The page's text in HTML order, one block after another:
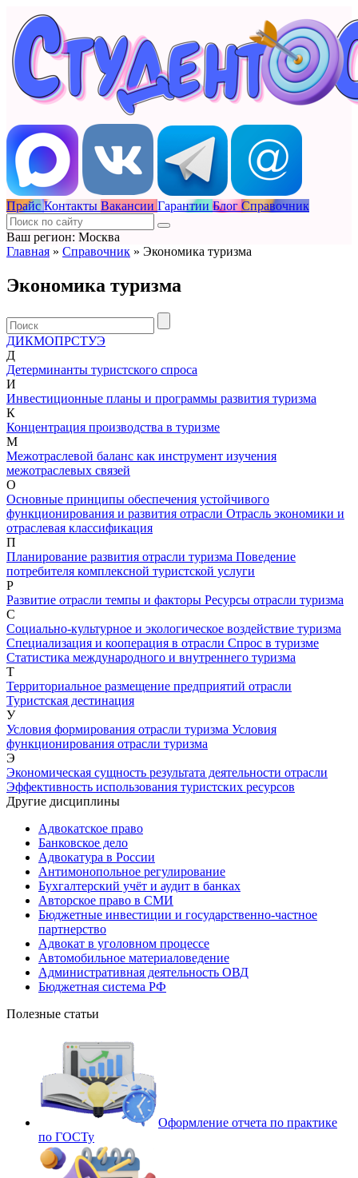
Прайс Контакты Вакансии Гарантии Блог Справочник
Ваш регион: Москва
Главная » Справочник » Экономика туризма
Экономика туризма
ДИКМОПРСТУЭ
Д
Детерминанты туристского спроса
И
Инвестиционные планы и программы развития туризма
К
Концентрация производства в туризме
М
Межотраслевой баланс как инструмент изучения
межотраслевых связей
О
Основные принципы обеспечения устойчивого
функционирования и развития отрасли Отрасль экономики и
отраслевая классификация
П
Планирование развития отрасли туризма Поведение
потребителя комплексной туристской услуги
Р
Развитие отрасли темпы и факторы Ресурсы отрасли туризма
С
Социально-культурное и экологическое воздействие туризма
Специализация и кооперация в отрасли Спрос в туризме
Статистика международного и внутреннего туризма
Т
Территориальное размещение предприятий отрасли
Туристская дестинация
У
Условия формирования отрасли туризма Условия
функционирования отрасли туризма
Э
Экономическая сущность результата деятельности отрасли
Эффективность использования туристских ресурсов
Другие дисциплины
Адвокатское право
Банковское дело
Адвокатура в России
Антимонопольное регулирование
Бухгалтерский учёт и аудит в банках
Авторское право в СМИ
Бюджетные инвестиции и государственно-частное
партнерство
Адвокат в уголовном процессе
Автомобильное материаловедение
Административная деятельность ОВД
Бюджетная система РФ
Полезные статьи
Оформление отчета по практике
по ГОСТу